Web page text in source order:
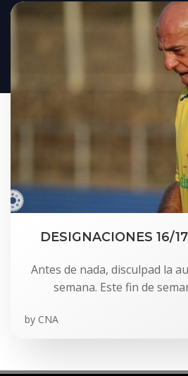
DESIGNACIONES 16/
Antes de nada, disculpad la
semana. Este fin de
by CNA